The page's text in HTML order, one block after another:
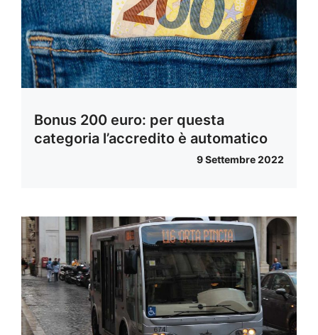
Bonus 200 euro: per questa
categoria l’accredito è automatico
9 Settembre 2022